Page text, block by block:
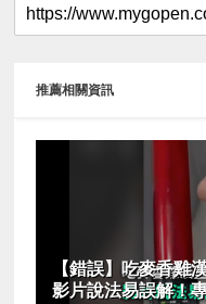
推薦相關資訊
【錯誤】吃麥香雞
影片說法易誤解！